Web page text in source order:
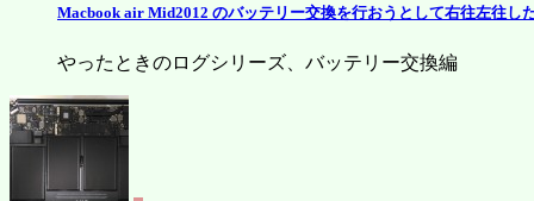
Macbook air Mid2012 のバッテリー交換を行おうとして右往左往し
やったときのログシリーズ、バッテリー交換編